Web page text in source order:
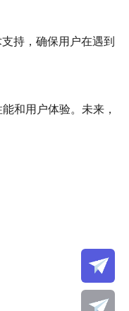
持，确保用户在遇到
和用户体验。未来，